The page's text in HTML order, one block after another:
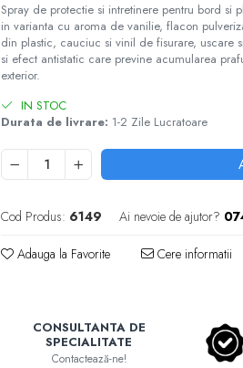
Spray de protectie si intretinere pentru bord si
in varianta cu aroma de vanilie, flacon
din plastic, cauciuc si vinil de fisurare, uscare
si efect antistatic care previne acumularea
exterior.
IN STOC
Durata de livrare: 1-2 Zile Lucratoare
Cod Produs: 6149 Ai nevoie de ajutor?
Adauga la Favorite Cere informatii
CONSULTANTA DE
SPECIALITATE
Contactează-ne!